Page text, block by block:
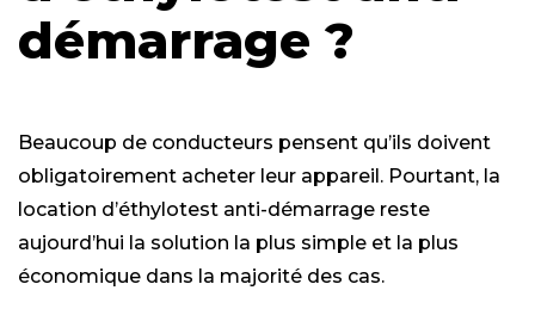
démarrage ?
Beaucoup de conducteurs pensent qu’ils doivent
obligatoirement acheter leur appareil. Pourtant, la
location d’éthylotest anti-démarrage reste
aujourd’hui la solution la plus simple et la plus
économique dans la majorité des cas.